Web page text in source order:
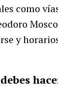
como
y